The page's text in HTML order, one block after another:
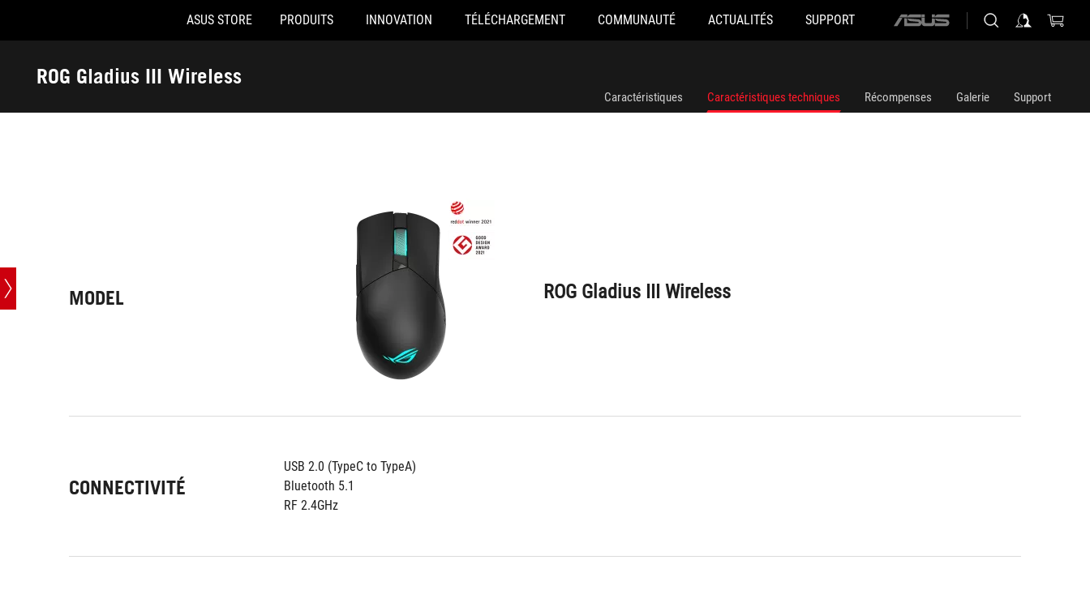
Accessibility links
ASUS STORE PRODUITS INNOVATION TÉLÉCHARGEMENT COMMUNAUTÉ ACTUALITÉS SUPPORT
ASUS
ROG Gladius III Wireless
Caractéristiques
Caractéristiques Caractéristiques techniques Récompenses Galerie Support
MODEL ROG Gladius III Wireless
CONNECTIVITÉ
USB 2.0 (TypeC to TypeA)
Bluetooth 5.1
RF 2.4GHz
ROG Gladius III Wireless